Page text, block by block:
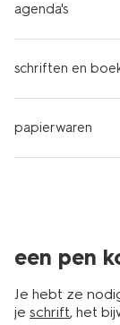
agenda's
schriften en
papierwaren
een pen
Je hebt ze
je schrift, het